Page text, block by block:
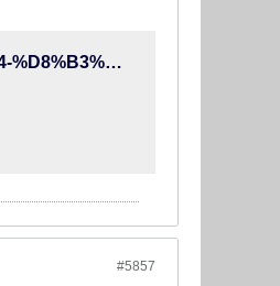
http://video.varzesh3.com/video-clips/90pro/%D9%85%D8%B1%D8%A7%D8%AD%D9%84-%D8%B3%D8%A7%D8%AE%D8%AA-%D9%88%D8%B1%D8%B2%D8%B4%DA%AF%D8%A7%D9%87-%D9%85%D8%AC%D9%87%D8%B2-%D8%A7%D9%85%D8%A7%D9%85-%D8%B1%D8%B6%D8%A7/
#5857